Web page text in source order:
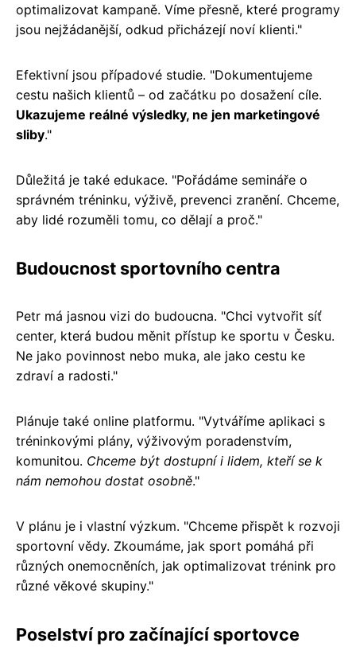
optimalizovat kampaně. Víme přesně, které programy
jsou nejžádanější, odkud přicházejí noví klienti."
Efektivní jsou případové studie. "Dokumentujeme
cestu našich klientů – od začátku po dosažení cíle.
Ukazujeme reálné výsledky, ne jen marketingové
sliby."
Důležitá je také edukace. "Pořádáme semináře o
správném tréninku, výživě, prevenci zranění. Chceme,
aby lidé rozuměli tomu, co dělají a proč."
Budoucnost sportovního centra
Petr má jasnou vizi do budoucna. "Chci vytvořit síť
center, která budou měnit přístup ke sportu v Česku.
Ne jako povinnost nebo muka, ale jako cestu ke
zdraví a radosti."
Plánuje také online platformu. "Vytváříme aplikaci s
tréninkovými plány, výživovým poradenstvím,
komunitou. Chceme být dostupní i lidem, kteří se k
nám nemohou dostat osobně."
V plánu je i vlastní výzkum. "Chceme přispět k rozvoji
sportovní vědy. Zkoumáme, jak sport pomáhá při
různých onemocněních, jak optimalizovat trénink pro
různé věkové skupiny."
Poselství pro začínající sportovce